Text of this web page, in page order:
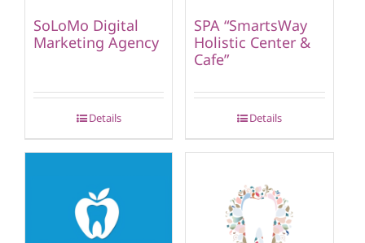
SoLoMo Digital
Marketing Agency
Details
SPA “SmartsWay
Holistic Center &
Cafe”
Details